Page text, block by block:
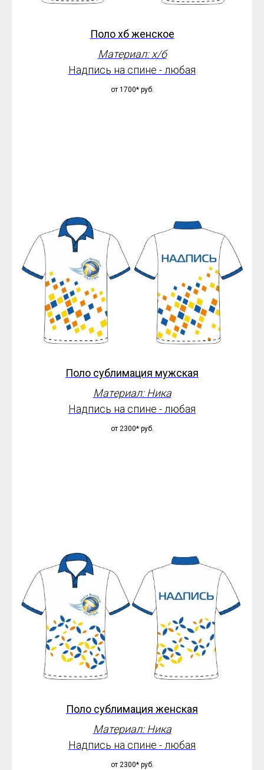
Полохб женское
Материал: х/б
Надпись на спине - любая
от 1700* руб.
Поло сублимация мужская
Материал: Ника
Надпись на спине - любая
от 2300* руб.
Поло сублимация женская
Материал: Ника
Надпись на спине - любая
от 2300* руб.